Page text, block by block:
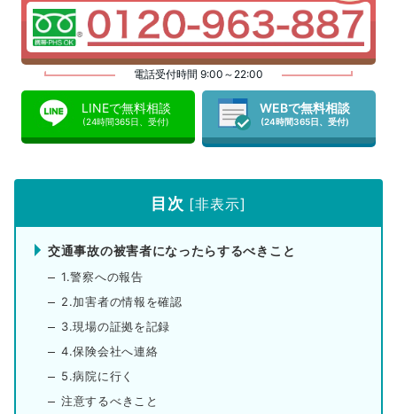
電話受付時間 9:00～22:00
LINEで無料相談
(24時間365日、受付)
WEBで無料相談
(24時間365日、受付)
目次 [非表示]
交通事故の被害者になったらするべきこと
1.警察への報告
2.加害者の情報を確認
3.現場の証拠を記録
4.保険会社へ連絡
5.病院に行く
注意するべきこと